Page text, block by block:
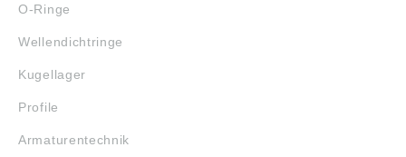
O-Ringe
Wellendichtringe
Kugellager
Profile
Armaturentechnik